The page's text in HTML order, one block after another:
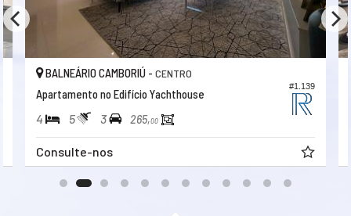
#1.139
BALNEÁRIO CAMBORIÚ -CENTRO
Apartamento no Edifício Yachthouse
4 5 3 265,00
Consulte-nos